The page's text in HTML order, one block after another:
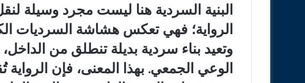
البنية السردية هنا ليست مجرد وسيلة
الرواية؛ فهي تعكس هشاشة السرديات
وتعيد بناء سردية بديلة تنطلق من
الوعي الجمعي. بهذا المعنى، فإن